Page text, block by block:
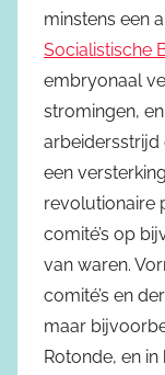
minstens een
Socialistische
embryonaal
stromingen,
arbeidersstrijd
een
revolutionaire
comité’s op
van waren.
comité’s en
maar
Rotonde, en